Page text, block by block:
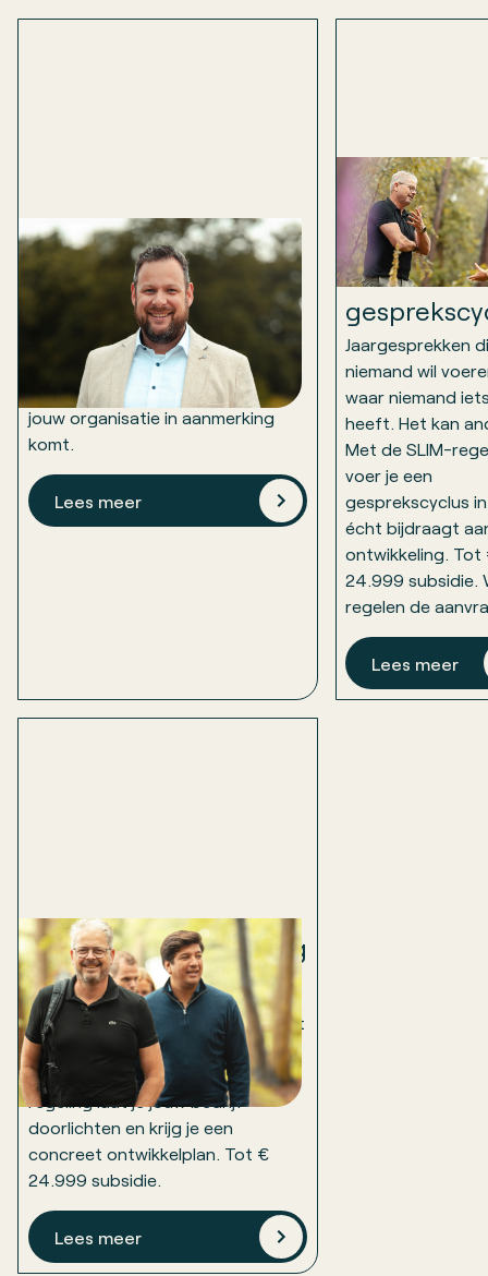
Subsidie voor leren en
ontwikkelen in het
MKB
Binnen één werkdag nemen we
contact met je op om te kijken of
jouw organisatie in aanmerking
komt.
Lees meer
Organisatiedoorlichting
met ontwikkelplan
Weten waar je als organisatie écht
staat en waar de grootste
groeikansen liggen. Met de SLIM-
regeling laat je jouw bedrijf
doorlichten en krijg je een
concreet ontwikkelplan. Tot €
24.999 subsidie.
Lees meer
Van
jaargesprek
naar
Jaargesprekken
niemand wil
waar niemand
heeft. Het kan
Met de SLIM-
voer je een
gesprekscyclus
écht bijdraagt
ontwikkeling. Tot
24.999 subsidie.
regelen de
Lees meer